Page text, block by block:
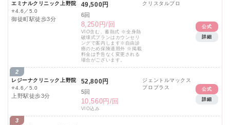
エミナルクリニック上野院
⭐4.6／5.0
御徒町駅徒歩3分
49,500円
6回
8,250円/回
VIO含む、蓄熱式 ※全身熱
破壊式プランはカウンセリ
ングで案内します※自由診
療のため保険適用外 ※掲載
料金は予告なく変更される
場合がございます。
クリスタルプロ
公式
詳細
2
レジーナクリニック上野院
⭐4.6／5.0
上野駅徒歩3分
52,800円
5回
10,560円/回
VIO込み
ジェントルマックス
プロプラス
公式
詳細
3